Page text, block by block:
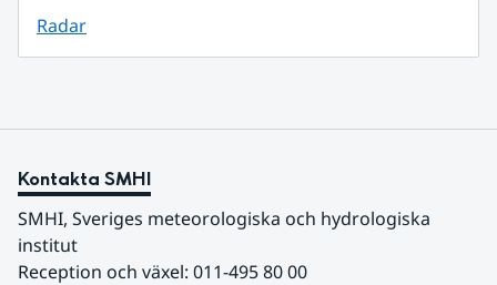
Radar
Kontakta SMHI
SMHI, Sveriges meteorologiska och hydrologiska
institut
Reception och växel: 011-495 80 00